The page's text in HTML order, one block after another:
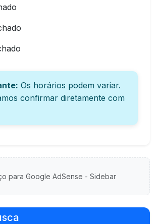
Os horários podem variar.
confirmar diretamente com
para Google AdSense - Sidebar